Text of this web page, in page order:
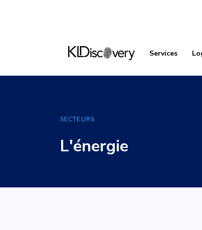
Services
SECTEURS
L'énergie